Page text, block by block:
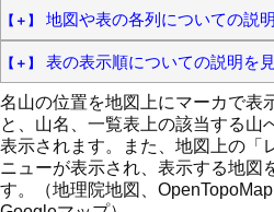
地図や表の各列についての説
表の表示順についての説明を
名山の位置を地図上にマーカで表
と、山名、一覧表上の該当する山
表示されます。また、地図上の「
ニューが表示され、表示する地図
す。（地理院地図、